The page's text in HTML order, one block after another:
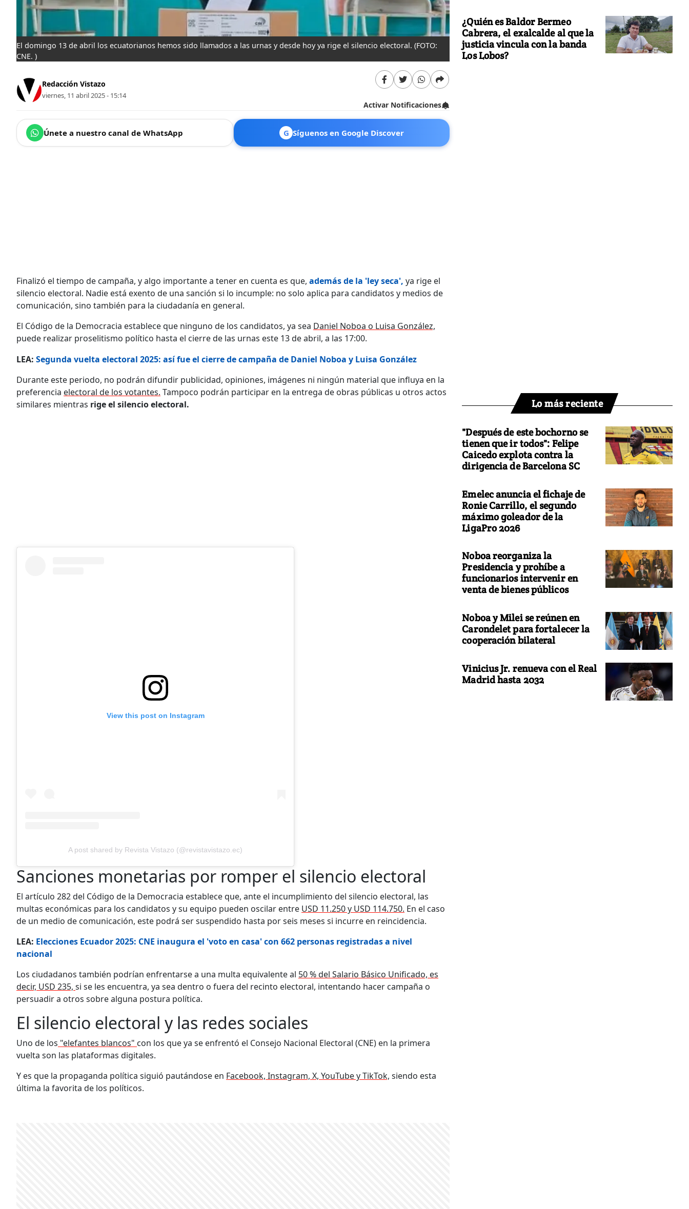
El domingo 13 de abril los ecuatorianos hemos sido llamados a las urnas y desde hoy ya rige el silencio electoral. (FOTO:
CNE. )
Redacción Vistazo
viernes, 11 abril 2025 - 15:14
Activar Notificaciones
Únete a nuestro canal de WhatsApp G Síguenos en Google Discover
Finalizó el tiempo de campaña, y algo importante a tener en cuenta es que, además de la 'ley seca', ya rige el
silencio electoral. Nadie está exento de una sanción si lo incumple: no solo aplica para candidatos y medios de
comunicación, sino también para la ciudadanía en general.
El Código de la Democracia establece que ninguno de los candidatos, ya sea Daniel Noboa o Luisa González,
puede realizar proselitismo político hasta el cierre de las urnas este 13 de abril, a las 17:00.
LEA: Segunda vuelta electoral 2025: así fue el cierre de campaña de Daniel Noboa y Luisa González
Durante este periodo, no podrán difundir publicidad, opiniones, imágenes ni ningún material que influya en la
preferencia electoral de los votantes. Tampoco podrán participar en la entrega de obras públicas u otros actos
similares mientras rige el silencio electoral.
View this post on Instagram
A post shared by Revista Vistazo (@revistavistazo.ec)
Sanciones monetarias por romper el silencio electoral
El artículo 282 del Código de la Democracia establece que, ante el incumplimiento del silencio electoral, las
multas económicas para los candidatos y su equipo pueden oscilar entre USD 11.250 y USD 114.750. En el caso
de un medio de comunicación, este podrá ser suspendido hasta por seis meses si incurre en reincidencia.
LEA: Elecciones Ecuador 2025: CNE inaugura el 'voto en casa' con 662 personas registradas a nivel
nacional
Los ciudadanos también podrían enfrentarse a una multa equivalente al 50 % del Salario Básico Unificado, es
decir, USD 235, si se les encuentra, ya sea dentro o fuera del recinto electoral, intentando hacer campaña o
persuadir a otros sobre alguna postura política.
El silencio electoral y las redes sociales
Uno de los "elefantes blancos" con los que ya se enfrentó el Consejo Nacional Electoral (CNE) en la primera
vuelta son las plataformas digitales.
Y es que la propaganda política siguió pautándose en Facebook, Instagram, X, YouTube y TikTok, siendo esta
última la favorita de los políticos.
¿Quién es Baldor Bermeo
Cabrera, el exalcalde al que la
justicia vincula con la banda
Los Lobos?
Lo más reciente
"Después de este bochorno se
tienen que ir todos": Felipe
Caicedo explota contra la
dirigencia de Barcelona SC
Emelec anuncia el fichaje de
Ronie Carrillo, el segundo
máximo goleador de la
LigaPro 2026
Noboa reorganiza la
Presidencia y prohíbe a
funcionarios intervenir en
venta de bienes públicos
Noboa y Milei se reúnen en
Carondelet para fortalecer la
cooperación bilateral
Vinicius Jr. renueva con el Real
Madrid hasta 2032